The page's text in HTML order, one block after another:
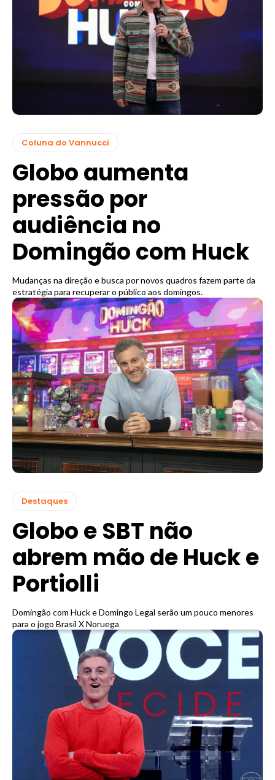
Coluna do Vannucci
Globo aumenta
pressão por
audiência no
Domingão com Huck
Mudanças na direção e busca por novos quadros fazem parte da
estratégia para recuperar o público aos domingos.
Destaques
Globo e SBT não
abrem mão de Huck e
Portiolli
Domingão com Huck e Domingo Legal serão um pouco menores
para o jogo Brasil X Noruega